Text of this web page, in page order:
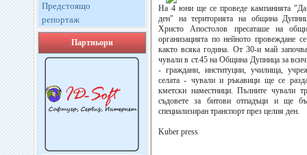
Предстоящо
репортаж
Партньори
На 4 юни ще се проведе кампанията "Да
ден" на територията на община
Христо Апостолов пресаташе на
организацията по нейното провеждане
както всяка година. От 30-и май
чували в ст.45 на Община Дупница за
- граждани, институции, училища,
селата - чували и ръкавици ще се
кметски наместници. Пълните чували
съдовете за битови отпадъци и ще
специализиран транспорт през целия ден.
Kuber press